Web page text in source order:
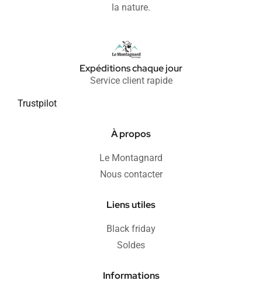
la nature.
Expéditions chaque jour
Service client rapide
Trustpilot
À propos
Le Montagnard
Nous contacter
Liens utiles
Black friday
Soldes
Informations